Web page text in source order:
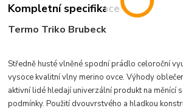
Kompletní specifikace
Termo Triko Brubeck
Středně husté vlněné spodní prádlo celoroční
vysoce kvalitní vlny merino ovce. Výhody
aktivní lidé hledají univerzální produkt na měnící
podmínky. Použití dvouvrstvého a hladkou